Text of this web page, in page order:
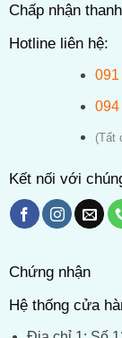
Chấp nhận
Hotline liên hệ:
094
(Tất
Kết nối với
Chứng nhận
Hệ thống cửa